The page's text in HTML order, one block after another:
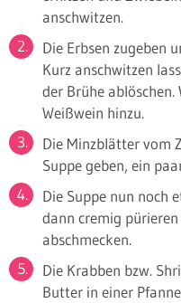
anschwitzen.
Die Erbsen zugeben
Kurz anschwitzen
der Brühe ablöschen.
Weißwein hinzu.
Die Minzblätter vom
Suppe geben, ein
Die Suppe nun noch
dann cremig
abschmecken.
Die Krabben bzw.
Butter in einer